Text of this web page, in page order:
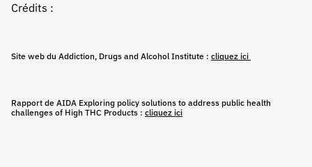
Crédits :
Site web du Addiction, Drugs and Alcohol Institute : cliquez ici
Rapport de AIDA Exploring policy solutions to address public health
challenges of High THC Products : cliquez ici